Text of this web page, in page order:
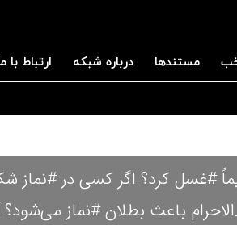
مستندها درباره شبکه ارتباط با
#غسل کرد؟ اگر کسی در #نماز
باعث بطلان #نماز می‌شود؟